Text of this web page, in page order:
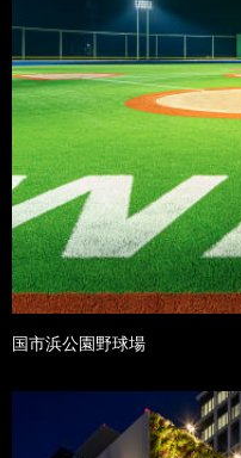
国市浜公園野球場